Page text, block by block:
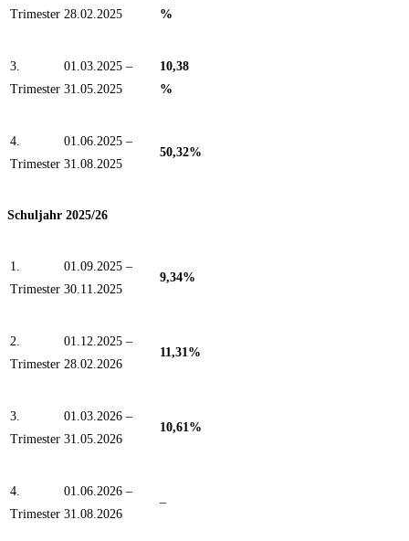
Trimester 28.02.2025
%
3.
Trimester
01.03.2025 –
31.05.2025
10,38
%
4.
Trimester
01.06.2025 –
31.08.2025
50,32%
Schuljahr 2025/26
1.
Trimester
01.09.2025 –
30.11.2025
9,34%
2.
Trimester
01.12.2025 –
28.02.2026
11,31%
3.
Trimester
01.03.2026 –
31.05.2026
10,61%
4.
Trimester
01.06.2026 –
31.08.2026
–